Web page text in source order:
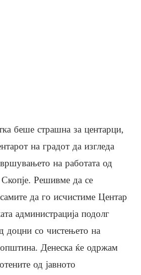
беше страшна за центарци,
на градот да изгледа
на работата од
Скопје. Решивме да се
да го исчистиме Центар
администрација подолг
доцни со чистењето на
Денеска ќе одржам
од јавното